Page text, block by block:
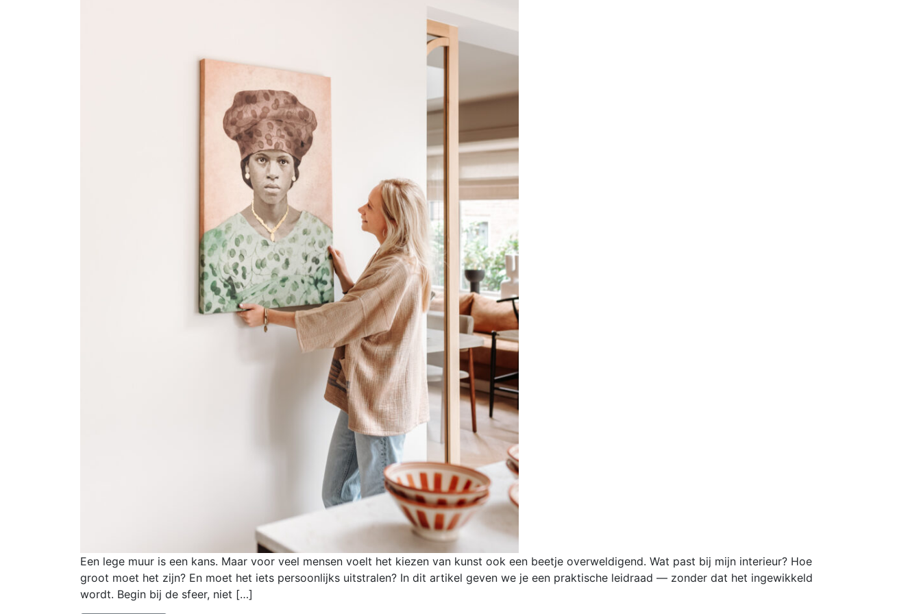
Een lege muur is een kans. Maar voor veel mensen voelt het kiezen van kunst ook een beetje overweldigend. Wat past bij mijn interieur? Hoe
groot moet het zijn? En moet het iets persoonlijks uitstralen? In dit artikel geven we je een praktische leidraad — zonder dat het ingewikkeld
wordt. Begin bij de sfeer, niet […]